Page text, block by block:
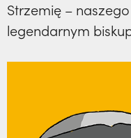
Strzemię –
legendarnym